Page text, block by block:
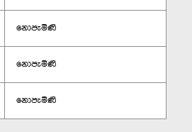
නොපැමිණි
නොපැමිණි
නොපැමිණි